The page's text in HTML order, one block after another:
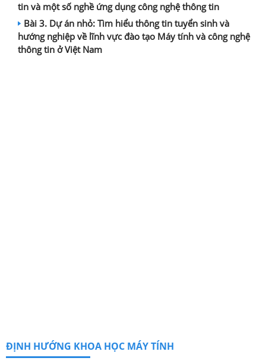
tin và một số nghề ứng dụng công nghệ thông tin
Bài 3. Dự án nhỏ: Tìm hiểu thông tin tuyển sinh và
hướng nghiệp về lĩnh vực đào tạo Máy tính và công nghệ
thông tin ở Việt Nam
ĐỊNH HƯỚNG KHOA HỌC MÁY TÍNH